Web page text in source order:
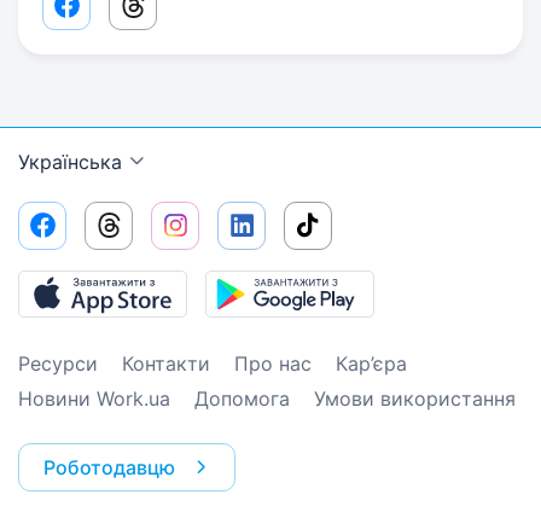
Facebook share link
Threads share link
Українська
Ресурси Контакти Про нас
Кар’єра
Новини Work.ua
Допомога Умови використання
Роботодавцю